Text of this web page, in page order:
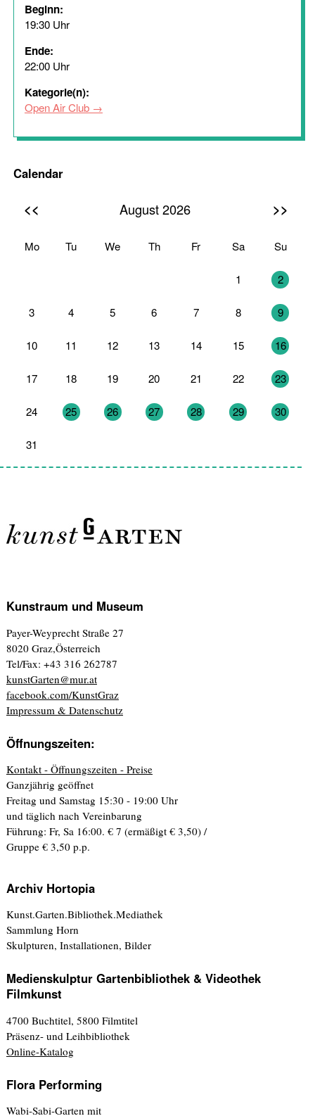
Beginn:
19:30 Uhr
Ende:
22:00 Uhr
Kategorie(n):
Open Air Club
Calendar
<< August 2026 >>
Mo Tu We Th Fr Sa Su
1 2
3 4 5 6 7 8 9
10 11 12 13 14 15 16
17 18 19 20 21 22 23
24 25 26 27 28 29 30
31
Kunstraum und Museum
Payer-Weyprecht Straße 27
8020 Graz,Österreich
Tel/Fax: +43 316 262787
kunstGarten@mur.at
facebook.com/KunstGraz
Impressum & Datenschutz
Öffnungszeiten:
Kontakt - Öffnungszeiten - Preise
Ganzjährig geöffnet
Freitag und Samstag 15:30 - 19:00 Uhr
und täglich nach Vereinbarung
Führung: Fr, Sa 16:00. € 7 (ermäßigt € 3,50) /
Gruppe € 3,50 p.p.
Archiv Hortopia
Kunst.Garten.Bibliothek.Mediathek
Sammlung Horn
Skulpturen, Installationen, Bilder
Medienskulptur Gartenbibliothek & Videothek
Filmkunst
4700 Buchtitel, 5800 Filmtitel
Präsenz- und Leihbibliothek
Online-Katalog
Flora Performing
Wabi-Sabi-Garten mit